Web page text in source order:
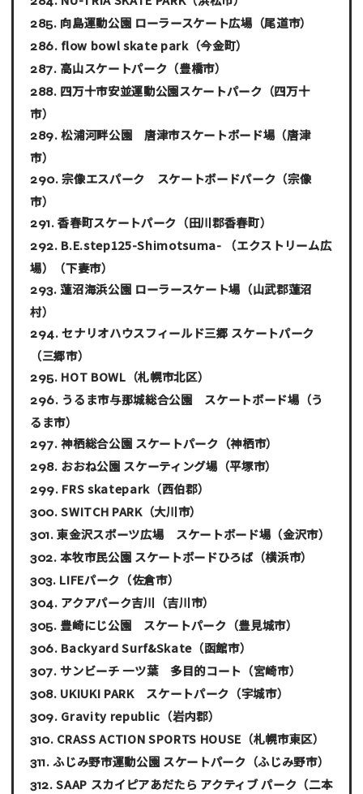
向島運動公園 ローラースケート広場 （尾道市）
flow bowl skate park（今金町）
高山スケートパーク （豊橋市）
四万十市安並運動公園スケートパーク （四万十
市）
松浦河畔公園 唐津市スケートボード場 （唐津
市）
宗像エスパーク スケートボードパーク （宗像
市）
香春町スケートパーク （田川郡香春町）
B.E.step125-Shimotsuma- （エクストリーム広
場）
（下妻市）
蓮沼海浜公園 ローラースケート場 （山武郡蓮沼
村）
セナリオハウスフィールド三郷 スケートパーク
（三郷市）
HOT BOWL （札幌市北区）
うるま市与那城総合公園 スケートボード場 （う
るま市）
神栖総合公園 スケートパーク （神栖市）
おおね公園 スケーティング場 （平塚市）
FRS skatepark （西伯郡）
SWITCH PARK（大川市）
東金沢スポーツ広場 スケートボード場 （金沢市）
本牧市民公園 スケートボードひろば（横浜市）
LIFEパーク （佐倉市）
アクアパーク吉川 （吉川市）
豊崎にじ公園 スケートパーク （豊見城市）
Backyard Surf&Skate （函館市）
サンビーチ 一ツ葉 多目的コート （宮崎市）
UKIUKI PARK スケートパーク （宇城市）
Gravity republic （岩内郡）
CRASS ACTION SPORTS HOUSE （札幌市東区）
ふじみ野市運動公園 スケートパーク （ふじみ野市）
SAAP スカイピアあだたら アクティブ パーク （二本